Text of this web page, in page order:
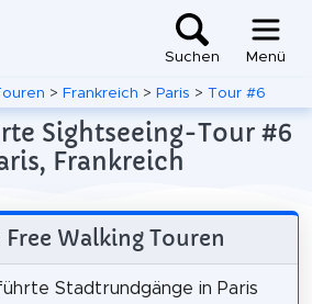
Suchen Menü
> Frankreich > Paris > Tour #6
Sightseeing-Tour #6
Frankreich
Walking Touren
Stadtrundgänge in Paris